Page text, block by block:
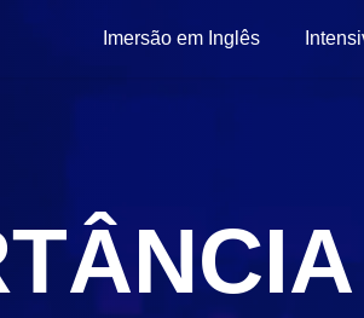
Imersão em Inglês